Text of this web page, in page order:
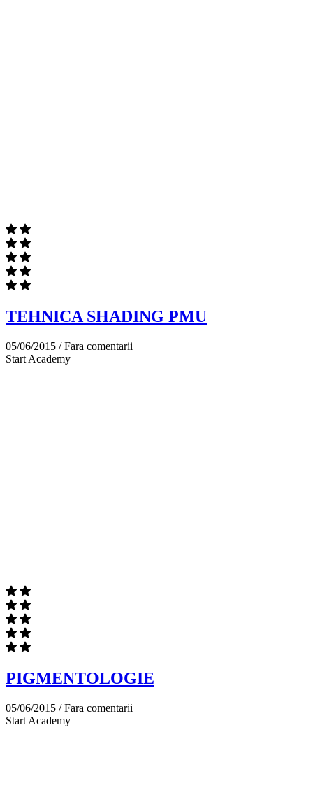
TEHNICA SHADING PMU
05/06/2015 /Fara comentarii
Start Academy
PIGMENTOLOGIE
05/06/2015 /Fara comentarii
Start Academy